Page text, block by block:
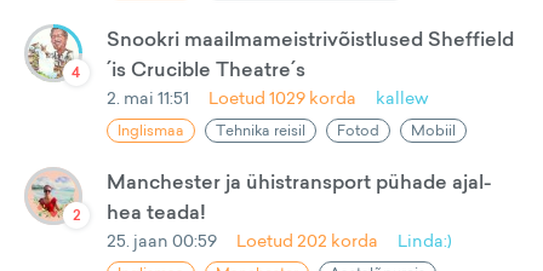
4
Snookri maailmameistrivõistlused Sheffield
´is Crucible Theatre´s
2. mai 11:51 Loetud 1029 korda kallew
Inglismaa Tehnika reisil Fotod Mobiil
2
Manchester ja ühistransport pühade ajal-
hea teada!
25. jaan 00:59 Loetud 202 korda Linda:)